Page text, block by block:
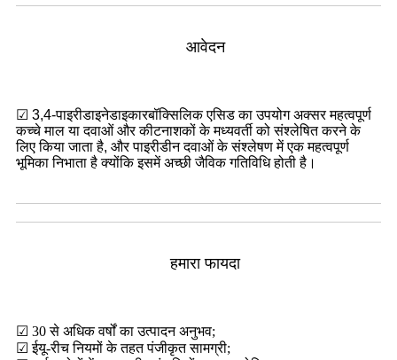
आवेदन
☑ 3,4-पाइरीडाइनेडाइकारबॉक्सिलिक एसिड का उपयोग अक्सर महत्वपूर्ण
कच्चे माल या दवाओं और कीटनाशकों के मध्यवर्ती को संश्लेषित करने के
लिए किया जाता है, और पाइरीडीन दवाओं के संश्लेषण में एक महत्वपूर्ण
भूमिका निभाता है क्योंकि इसमें अच्छी जैविक गतिविधि होती है।
हमारा फायदा
☑ 30 से अधिक वर्षों का उत्पादन अनुभव;
☑ ईयू-रीच नियमों के तहत पंजीकृत सामग्री;